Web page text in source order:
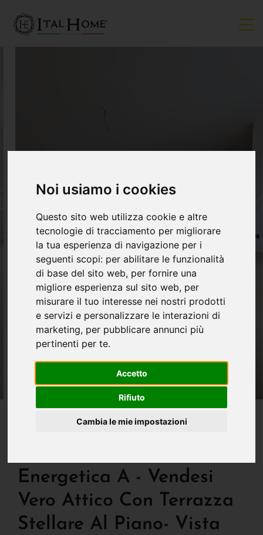
Noi usiamo i cookies
Questo sito web utilizza cookie e altre
tecnologie di tracciamento per migliorare
la tua esperienza di navigazione per i
seguenti scopi: per abilitare le funzionalità
di base del sito web, per fornire una
migliore esperienza sul sito web, per
misurare il tuo interesse nei nostri prodotti
e servizi e personalizzare le interazioni di
marketing, per pubblicare annunci più
pertinenti per te.
Accetto
Rifiuto
Cambia le mie impostazioni
IN VENDITA
Bergamo Centralissimo-
Energetica A - Vendesi
Vero Attico Con Terrazza
Stellare Al Piano- Vista